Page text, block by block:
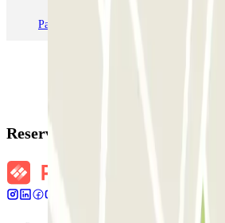
Parkeren in Milaan
Reserveringsgegevens